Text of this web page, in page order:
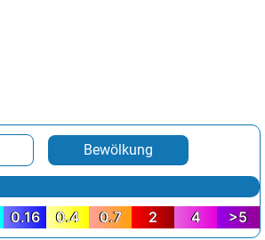
Bewölkung
0.16 0.4 0.7 2 4 >5